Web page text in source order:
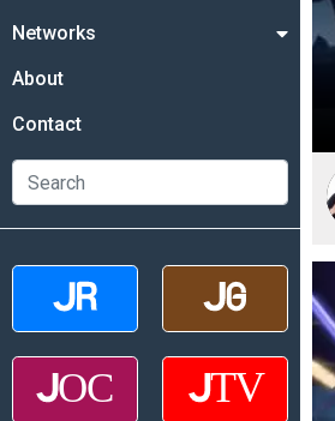
Networks
About
Contact